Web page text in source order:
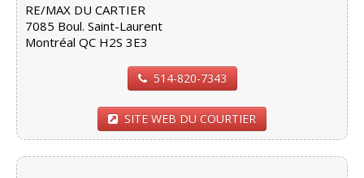
RE/MAX DU CARTIER
7085 Boul. Saint-Laurent
Montréal QC H2S 3E3
514-820-7343
SITE WEB DU COURTIER